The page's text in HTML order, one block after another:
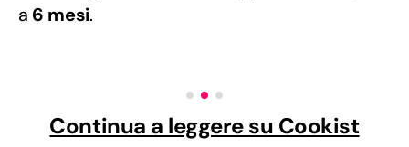
a 6 mesi.
Continua a leggere su Cookist